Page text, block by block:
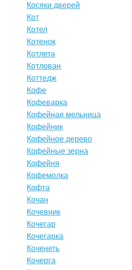
Косяки дверей
Кот
Котел
Котенок
Котлета
Котлован
Коттедж
Кофе
Кофеварка
Кофейная мельница
Кофейник
Кофейное дерево
Кофейные зерна
Кофейня
Кофемолка
Кофта
Кочан
Кочевник
Кочегар
Кочегарка
Коченеть
Кочерга